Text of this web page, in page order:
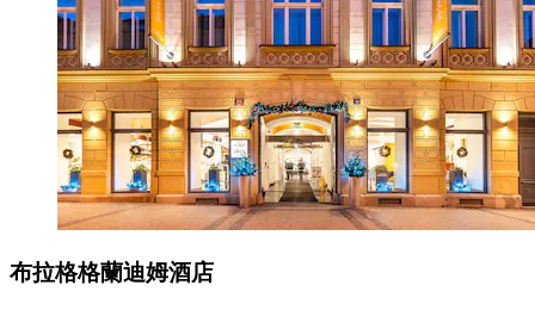
布拉格格蘭迪姆酒店